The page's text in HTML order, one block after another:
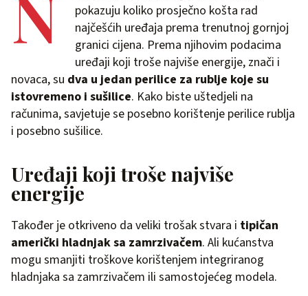
pokazuju koliko prosječno košta rad
najčešćih uređaja prema trenutnoj gornjoj
granici cijena. Prema njihovim podacima
uređaji koji troše najviše energije, znači i
novaca, su dva u jedan perilice za rublje koje su
istovremeno i sušilice. Kako biste uštedjeli na
računima, savjetuje se posebno korištenje perilice rublja
i posebno sušilice.
Uređaji koji troše najviše
energije
Također je otkriveno da veliki trošak stvara i tipičan
američki hladnjak sa zamrzivačem. Ali kućanstva
mogu smanjiti troškove korištenjem integriranog
hladnjaka sa zamrzivačem ili samostojećeg modela.